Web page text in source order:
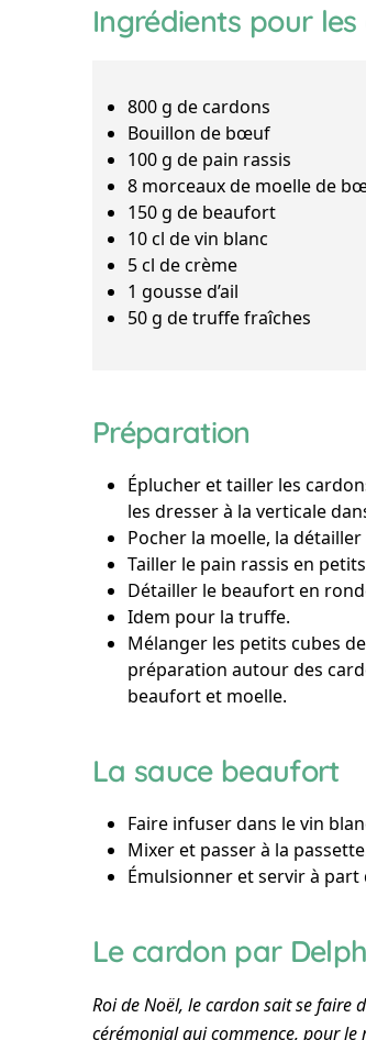
Ingrédients pour
800 g de cardons
Bouillon de bœuf
100 g de pain rassis
8 morceaux de moelle de
150 g de beaufort
10 cl de vin blanc
5 cl de crème
1 gousse d’ail
50 g de truffe fraîches
Préparation
Éplucher et tailler les
les dresser à la verticale
Pocher la moelle, la
Tailler le pain rassis en
Détailler le beaufort en
Idem pour la truffe.
Mélanger les petits cubes
préparation autour des
beaufort et moelle.
La sauce beaufort
Faire infuser dans le vin
Mixer et passer à la
Émulsionner et servir à part
Le cardon par
Roi de Noël, le cardon sait se faire
cérémonial qui commence, pour le